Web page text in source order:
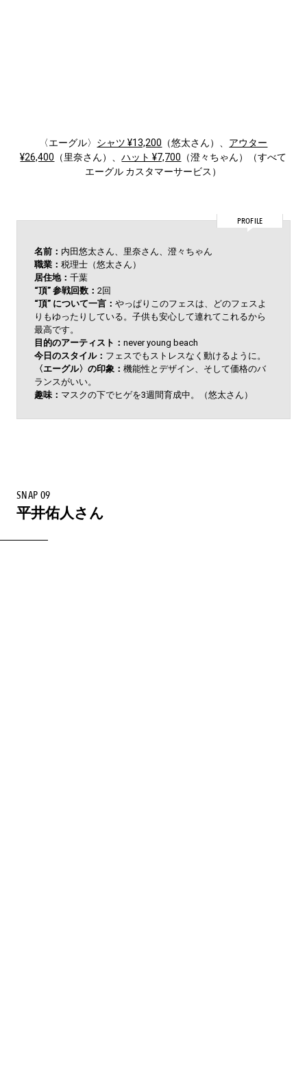
〈エーグル〉 シャツ ¥13,200 （悠太さん）、 アウター
¥26,400 （里奈さん）、ハット ¥7,700 （澄々ちゃん）（すべて
エーグル カスタマーサービス）
PROFILE
名前： 内田悠太さん、里奈さん、澄々ちゃん
職業： 税理士（悠太さん）
居住地： 千葉
“頂” 参戦回数： 2回
“頂” について一言： やっぱりこのフェスは、どのフェスよ
りもゆったりしている。子供も安心して連れてこれるから
最高です。
目的のアーティスト： never young beach
今日のスタイル： フェスでもストレスなく動けるように。
〈エーグル〉の印象： 機能性とデザイン、そして価格のバ
ランスがいい。
趣味： マスクの下でヒゲを3週間育成中。（悠太さん）
SNAP 09
平井佑人さん